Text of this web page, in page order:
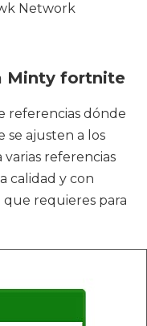
Network
Minty fortnite
referencias dónde
se ajusten a los
referencias
calidad y con
requieres para